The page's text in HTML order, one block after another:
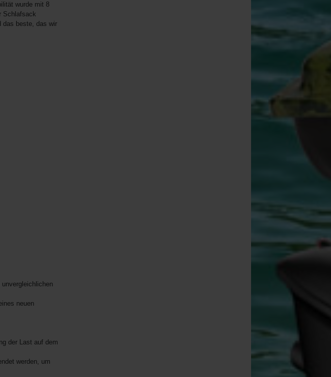
wurde mit 8
Schlafsack
das beste, das wir
neuen
der Last auf dem
werden, um